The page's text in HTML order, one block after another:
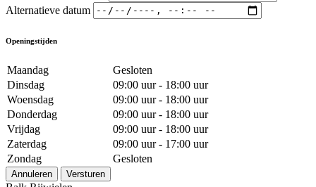
Alternatieve datum
Openingstijden
Maandag
Gesloten
Dinsdag
09:00 uur - 18:00 uur
Woensdag
09:00 uur - 18:00 uur
Donderdag
09:00 uur - 18:00 uur
Vrijdag
09:00 uur - 18:00 uur
Zaterdag
09:00 uur - 17:00 uur
Zondag
Gesloten
Annuleren Versturen